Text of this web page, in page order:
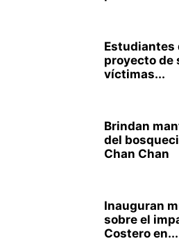
Estudiantes
proyecto de
víctimas...
Brindan
del
Chan Chan
Inauguran
sobre el
Costero en...